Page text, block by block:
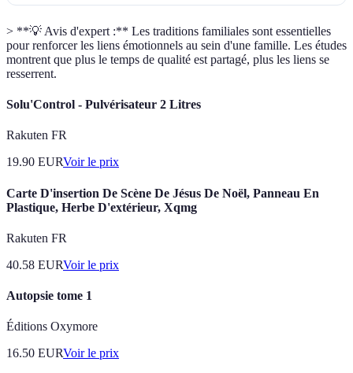
> **💡 Avis d'expert :** Les traditions familiales sont essentielles
pour renforcer les liens émotionnels au sein d'une famille. Les études
montrent que plus le temps de qualité est partagé, plus les liens se
resserrent.
Solu'Control - Pulvérisateur 2 Litres
Rakuten FR
19.90 EURVoir le prix
Carte D'insertion De Scène De Jésus De Noël, Panneau En
Plastique, Herbe D'extérieur, Xqmg
Rakuten FR
40.58 EURVoir le prix
Autopsie tome 1
Éditions Oxymore
16.50 EURVoir le prix